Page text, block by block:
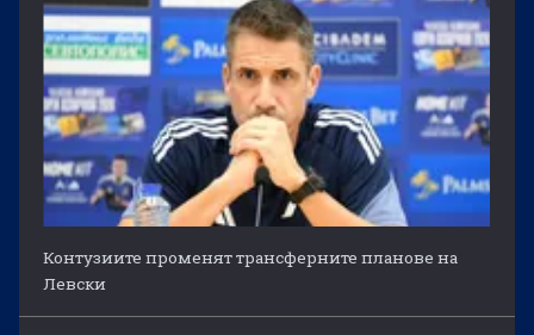
Контузиите променят трансферните планове на
Левски